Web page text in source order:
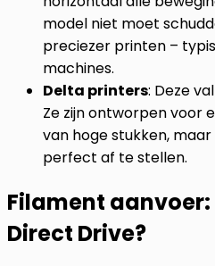
model niet moet
preciezer printen –
machines.
Delta printers: Deze
Ze zijn ontworpen voor
van hoge stukken,
perfect af te stellen.
Filament aanvoer:
Direct Drive?